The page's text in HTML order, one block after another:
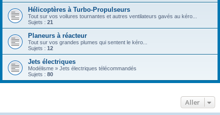
e
Hélicoptères à Turbo-Propulseurs
Tout sur vos voilures tournantes et autres ventilateurs gavés au kéro...
Sujets : 21
Planeurs à réacteur
Tout sur vos grandes plumes qui sentent le kéro...
Sujets : 12
Jets électriques
Modélisme » Jets électriques télécommandés
Sujets : 80
Aller